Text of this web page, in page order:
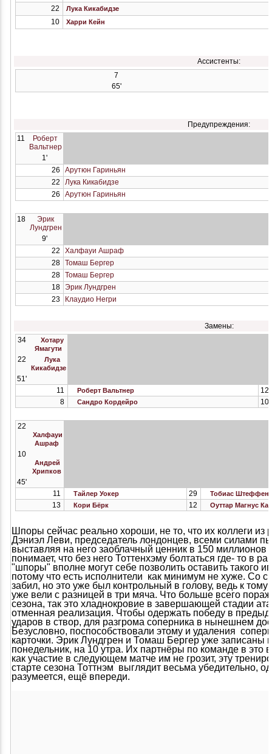
22 Лука Кикабидзе
10 Харри Кейн
Ассистенты:
7
65'
Предупреждения:
11
Роберт
Вальтнер
1'
26
Арутюн Гариньян
22
Лука Кикабидзе
26
Арутюн Гариньян
18
Эрик
Лундгрен
9'
22
Халфауи Ашраф
28 Томаш Бергер
28 Томаш Бергер
18 Эрик Лундгрен
23
Клаудио Негри
Замены:
34
Хотару
Ямагути
22
Лука
Кикабидзе
51'
11
Роберт Вальтнер
12
8
Сандро Кордейро 10
22
Халфауи
Ашраф
10
Андрей
Хрипков
45'
11
Тайлер Уокер 29 Тобиас Штеффен
13 Кори Бёрк 12 Оуттар Магнус
Шпоры сейчас реально хороши, не то, что их коллеги из
Дэниэл Леви, председатель лондонцев, всеми силами
выставляя на него заоблачный ценник в 150 миллионов
понимает, что без него Тоттенхэму болтаться где- то в
"шпоры" вполне могут себе позволить оставить такого
потому что есть исполнители как минимум не хуже. Со
забил, но это уже был контрольный в голову, ведь к
уже вели с разницей в три мяча. Что больше всего
сезона, так это хладнокровие в завершающей стадии
отменная реализация. Чтобы одержать победу в
ударов в створ, для разгрома соперника в нынешнем
Безусловно, поспособствовали этому и удаления
карточки. Эрик Лундгрен и Томаш Бергер уже записаны
понедельник, на 10 утра. Их партнёры по команде в это
как участие в следующем матче им не грозит, эту
старте сезона Тоттнэм выглядит весьма убедительно,
разумеется, ещё впереди.